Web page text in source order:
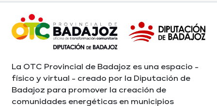
La OTC Provincial de Badajoz es una espacio -
físico y virtual - creado por la Diputación de
Badajoz para promover la creación de
comunidades energéticas en municipios